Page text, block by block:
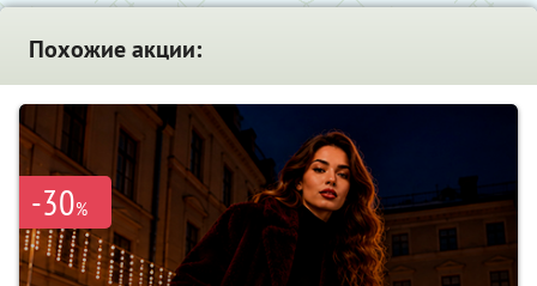
Похожие акции:
-30%